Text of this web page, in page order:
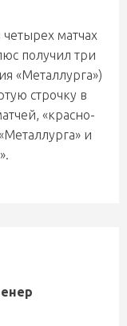
матчах
получил три
«Металлурга»)
строчку в
«красно-
и